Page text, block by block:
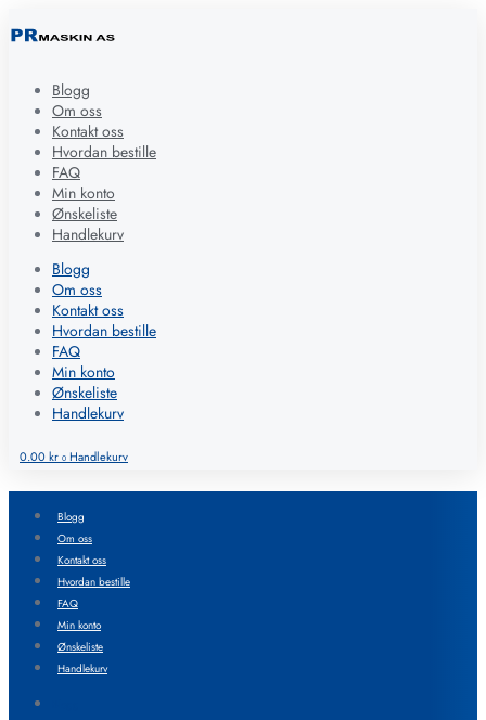
Blogg
Om oss
Kontakt oss
Hvordan bestille
FAQ
Min konto
Ønskeliste
Handlekurv
Blogg
Om oss
Kontakt oss
Hvordan bestille
FAQ
Min konto
Ønskeliste
Handlekurv
0.00kr 0 Handlekurv
Blogg
Om oss
Kontakt oss
Hvordan bestille
FAQ
Min konto
Ønskeliste
Handlekurv